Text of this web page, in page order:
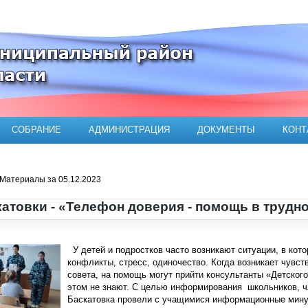
муниципального района
СОБРАНИЕ АДМИНИСТРАЦИЯ ДОКУМЕНТЫ
за 05.12.2023
- «Телефон доверия - помощь в
У детей и подростков часто возникают ситуации, в
конфликты, стресс, одиночество. Когда возникает
совета, на помощь могут прийти консультанты
этом не знают. С целью информирования
Баскатовка провели с учащимися информационные